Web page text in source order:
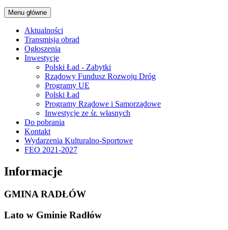
Menu główne
Aktualności
Transmisja obrad
Ogłoszenia
Inwestycje
Polski Ład - Zabytki
Rządowy Fundusz Rozwoju Dróg
Programy UE
Polski Ład
Programy Rządowe i Samorządowe
Inwestycje ze śr. własnych
Do pobrania
Kontakt
Wydarzenia Kulturalno-Sportowe
FEO 2021-2027
Informacje
GMINA RADŁÓW
Lato w Gminie Radłów